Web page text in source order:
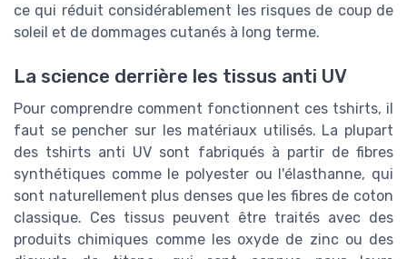
ce qui réduit considérablement les risques de coup de
soleil et de dommages cutanés à long terme.
La science derrière les tissus anti UV
Pour comprendre comment fonctionnent ces tshirts, il
faut se pencher sur les matériaux utilisés. La plupart
des tshirts anti UV sont fabriqués à partir de fibres
synthétiques comme le polyester ou l'élasthanne, qui
sont naturellement plus denses que les fibres de coton
classique. Ces tissus peuvent être traités avec des
produits chimiques comme les oxyde de zinc ou des